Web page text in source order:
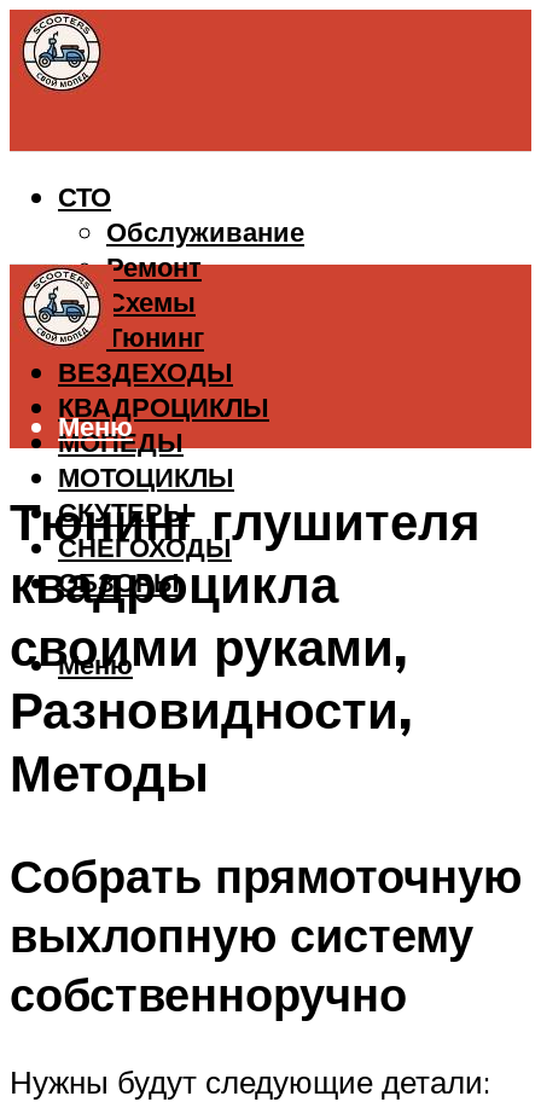
СТО
Обслуживание
Ремонт
Схемы
Тюнинг
ВЕЗДЕХОДЫ
КВАДРОЦИКЛЫ
МОПЕДЫ
МОТОЦИКЛЫ
СКУТЕРЫ
СНЕГОХОДЫ
ОБЗОРЫ
Меню
Меню
Тюнинг глушителя
квадроцикла
своими руками,
Разновидности,
Методы
Собрать прямоточную
выхлопную систему
собственноручно
Нужны будут следующие детали: